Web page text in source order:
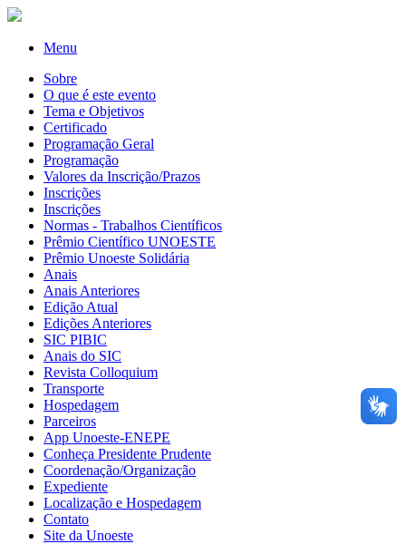
Menu
Sobre
O que é este evento
Tema e Objetivos
Certificado
Programação Geral
Programação
Valores da Inscrição/Prazos
Inscrições
Inscrições
Normas - Trabalhos Científicos
Prêmio Científico UNOESTE
Prêmio Unoeste Solidária
Anais
Anais Anteriores
Edição Atual
Edições Anteriores
SIC PIBIC
Anais do SIC
Revista Colloquium
Transporte
Hospedagem
Parceiros
App Unoeste-ENEPE
Conheça Presidente Prudente
Coordenação/Organização
Expediente
Localização e Hospedagem
Contato
Site da Unoeste